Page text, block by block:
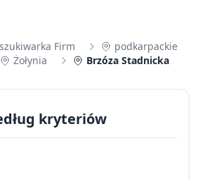
Firm
podkarpackie
Żołynia Brzóza Stadnicka
kryteriów